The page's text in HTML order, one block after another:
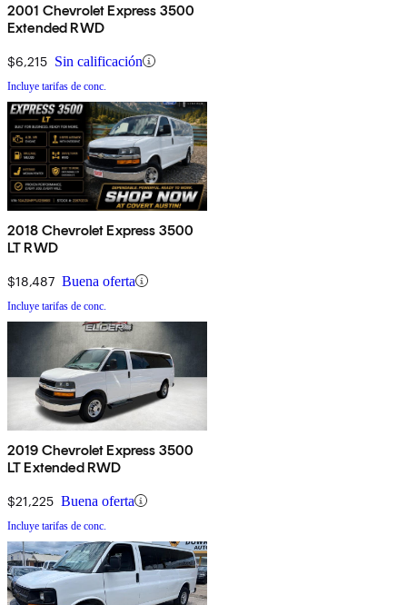
2001 Chevrolet Express 3500
Extended RWD
$6,215 Sin calificación
Incluye tarifas de conc.
2018 Chevrolet Express 3500
LT RWD
$18,487 Buena oferta
Incluye tarifas de conc.
2019 Chevrolet Express 3500
LT Extended RWD
$21,225 Buena oferta
Incluye tarifas de conc.